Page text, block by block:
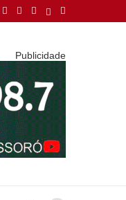
Publicidade